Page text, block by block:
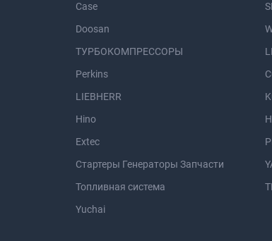
Case
Doosan
ТУРБОКОМПРЕССОРЫ
Perkins
LIEBHERR
Hino
Extec
Стартеры Генераторы Запчасти
Топливная система
Yuchai